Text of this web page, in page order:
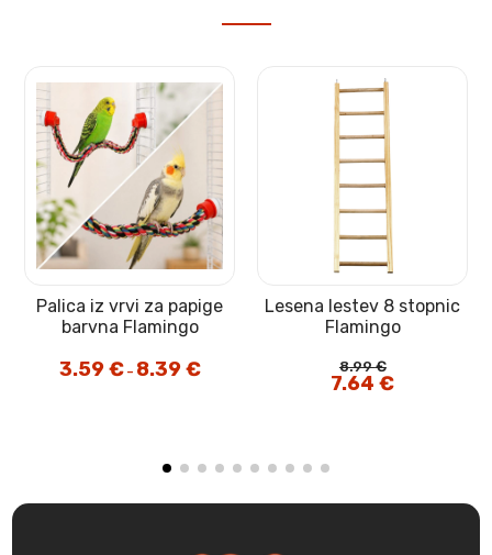
Palica iz vrvi za papige
barvna Flamingo
3.59€ – 8.39€Cenovni
razpon:
Lesena lestev 8 stopnic
Flamingo
8.99€
Izvirna
cena
7.64€Trenutna
cena